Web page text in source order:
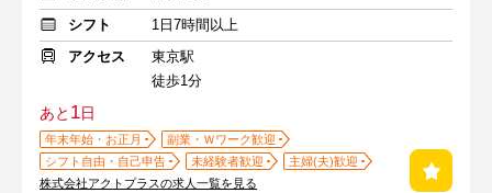
シフト
1日7時間以上
アクセス
東京駅
徒歩1分
あと 1日
年末年始・お正月
副業・Ｗワーク歓迎
シフト自由・自己申告
未経験者歓迎
主婦(夫)歓迎
株式会社アクトプラスの求人一覧を見る